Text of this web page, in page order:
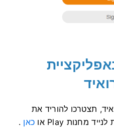
תצטרכו להוריד את
כאן .